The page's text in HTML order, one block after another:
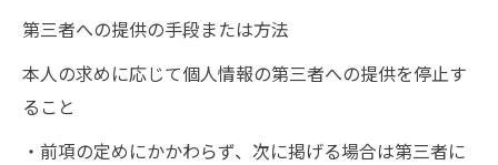
第三者への提供の手段または方法
本人の求めに応じて個人情報の第三者への提供を停止す
ること
・前項の定めにかかわらず、次に掲げる場合は第三者に